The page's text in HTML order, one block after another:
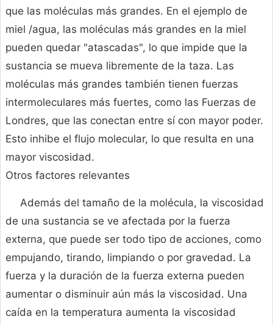
que las moléculas más grandes. En el ejemplo de
miel /agua, las moléculas más grandes en la miel
pueden quedar "atascadas", lo que impide que la
sustancia se mueva libremente de la taza. Las
moléculas más grandes también tienen fuerzas
intermoleculares más fuertes, como las Fuerzas de
Londres, que las conectan entre sí con mayor poder.
Esto inhibe el flujo molecular, lo que resulta en una
mayor viscosidad.
Otros factores relevantes
Además del tamaño de la molécula, la viscosidad
de una sustancia se ve afectada por la fuerza
externa, que puede ser todo tipo de acciones, como
empujando, tirando, limpiando o por gravedad. La
fuerza y la duración de la fuerza externa pueden
aumentar o disminuir aún más la viscosidad. Una
caída en la temperatura aumenta la viscosidad